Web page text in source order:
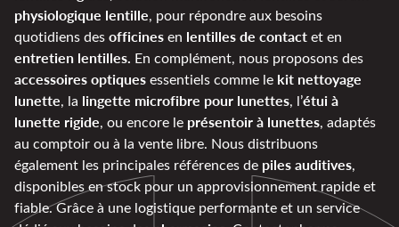
physiologique lentille, pour répondre aux besoins
quotidiens desofficinesen lentilles de contactet en
entretien lentilles. En complément, nous proposons des
accessoires optiquesessentiels comme le kit nettoyage
lunette, la lingette microfibre pour lunettes, l’étui à
lunette rigide, ou encore le présentoir à lunettes, adaptés
au comptoir ou à la vente libre. Nous distribuons
également les principales références de piles auditives,
disponibles en stock pour un approvisionnement rapide et
fiable. Grâce à une logistique performante et un service